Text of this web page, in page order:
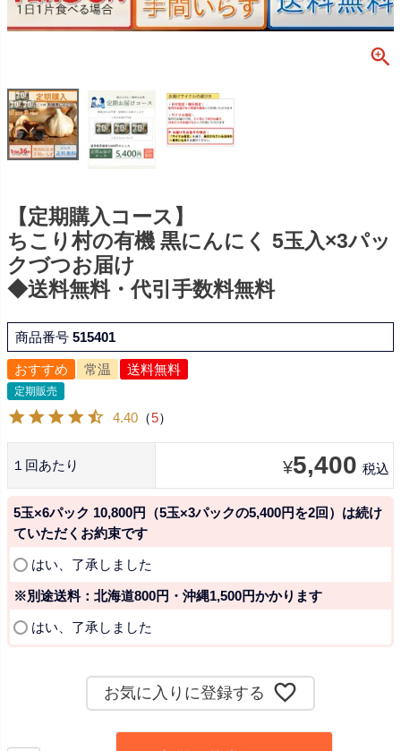
【定期購入コース】
ちこり村の有機 黒にんにく 5玉入×3パッ
クづつお届け
◆送料無料・代引手数料無料
商品番号 515401
おすすめ 常温 送料無料
定期販売
4.40 （5）
１回あたり ¥5,400 税込
5玉×6パック 10,800円（5玉×3パックの5,400円を2回）は続け
ていただくお約束です
須
はい、了承しました
※別途送料：北海道800円・沖縄1,500円かかります
はい、了承しました
お気に入りに登録する